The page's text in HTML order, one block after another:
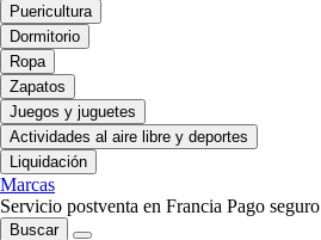
Puericultura
Dormitorio
Ropa
Zapatos
Juegos y juguetes
Actividades al aire libre y deportes
Liquidación
Marcas
Servicio postventa en Francia Pago seguro
Buscar